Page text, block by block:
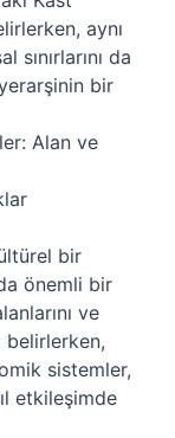
aynı
da
bir
Alan ve
bir
önemli bir
ve
belirlerken,
sistemler,
etkileşimde